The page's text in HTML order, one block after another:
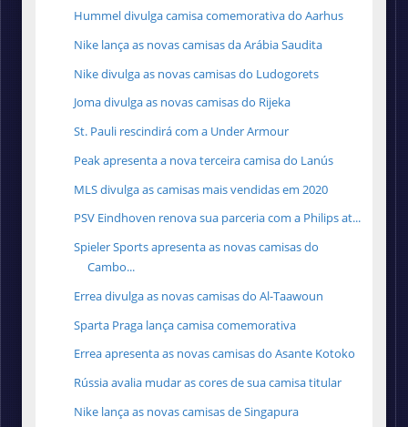
Hummel divulga camisa comemorativa do Aarhus
Nike lança as novas camisas da Arábia Saudita
Nike divulga as novas camisas do Ludogorets
Joma divulga as novas camisas do Rijeka
St. Pauli rescindirá com a Under Armour
Peak apresenta a nova terceira camisa do Lanús
MLS divulga as camisas mais vendidas em 2020
PSV Eindhoven renova sua parceria com a Philips at...
Spieler Sports apresenta as novas camisas do
Cambo...
Errea divulga as novas camisas do Al-Taawoun
Sparta Praga lança camisa comemorativa
Errea apresenta as novas camisas do Asante Kotoko
Rússia avalia mudar as cores de sua camisa titular
Nike lança as novas camisas de Singapura